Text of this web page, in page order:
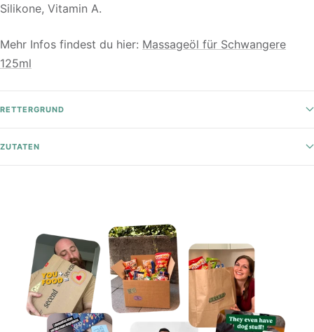
Silikone, Vitamin A.
Mehr Infos findest du hier: Massageöl für Schwangere
125ml
RETTERGRUND
ZUTATEN